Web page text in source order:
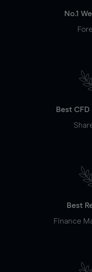
No.1
Best
Best
Finance